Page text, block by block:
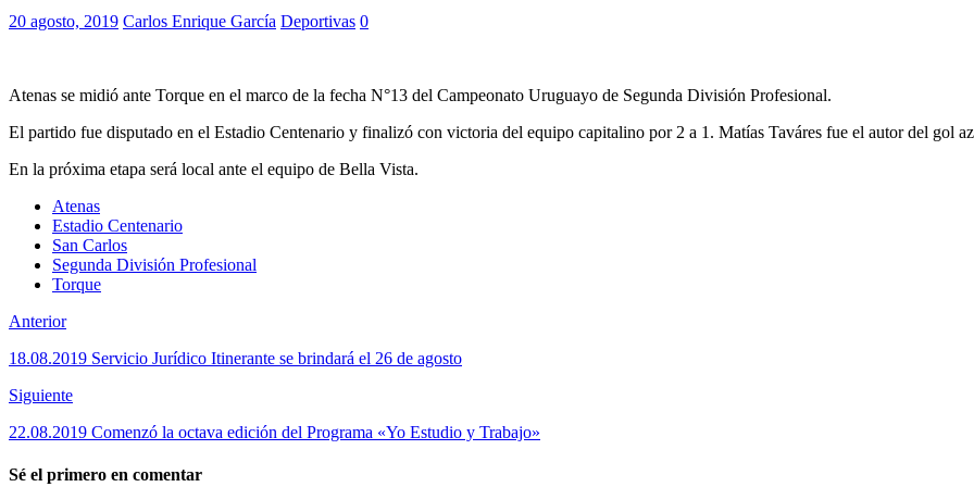
20 agosto, 2019 Carlos Enrique García Deportivas 0
Atenas se midió ante Torque en el marco de la fecha N°13 del Campeonato Uruguayo de Segunda División Profesional.
El partido fue disputado en el Estadio Centenario y finalizó con victoria del equipo capitalino por 2 a 1. Matías Taváres fue el autor del gol
En la próxima etapa será local ante el equipo de Bella Vista.
Atenas
Estadio Centenario
San Carlos
Segunda División Profesional
Torque
Anterior
18.08.2019 Servicio Jurídico Itinerante se brindará el 26 de agosto
Siguiente
22.08.2019 Comenzó la octava edición del Programa «Yo Estudio y Trabajo»
Sé el primero en comentar